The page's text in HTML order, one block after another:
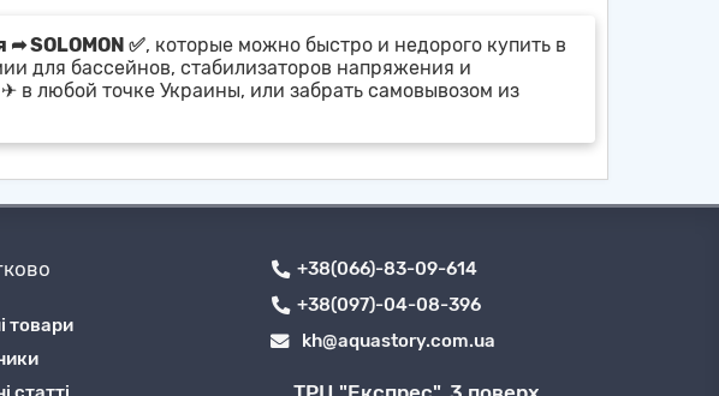
SOLOMON ✅, которые можно быстро и недорого купить в
для бассейнов, стабилизаторов напряжения и
любой точке Украины, или забрать самовывозом из
товари
+38(066)-83-09-614
+38(097)-04-08-396
kh@aquastory.com.ua